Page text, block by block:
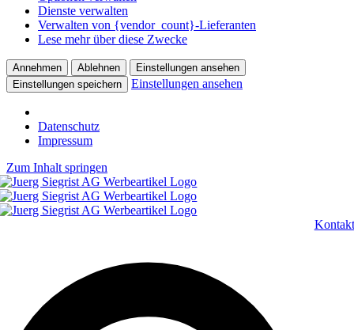
Dienste verwalten
Verwalten von {vendor_count}-Lieferanten
Lese mehr über diese Zwecke
Annehmen Ablehnen
Einstellungen ansehen
Einstellungen speichern
Einstellungen ansehen
Datenschutz
Impressum
Zum Inhalt springen
Kontakt